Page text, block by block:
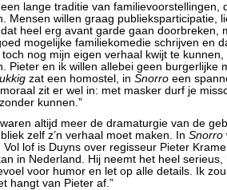
lange traditie van familievoorstellingen,
Mensen willen graag publieksparticipatie,
heel erg avant garde gaan doorbreken,
mogelijke familiekomedie schrijven en
nog mijn eigen verhaal kwijt te
Pieter en ik willen allebei geen burgerlijke
zat een homostel, in Snorro een
zit er wel in: met masker durf je
kunnen.”
altijd meer de dramaturgie van de
zelf z’n verhaal moet maken. In Snorro
Vol lof is Duyns over regisseur Pieter
in Nederland. Hij neemt het heel serieus,
voor humor en let op alle details. Ik
hangt van Pieter af.”